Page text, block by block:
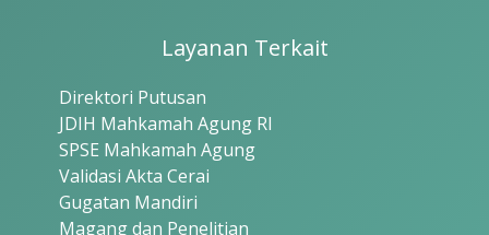
Layanan Terkait
Direktori Putusan
JDIH Mahkamah Agung RI
SPSE Mahkamah Agung
Validasi Akta Cerai
Gugatan Mandiri
Magang dan Penelitian